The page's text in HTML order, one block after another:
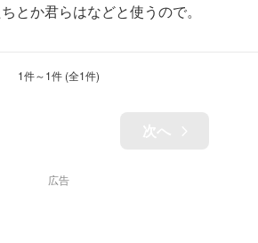
か君らはなどと使うので。
1件～1件 (全1件)
広告